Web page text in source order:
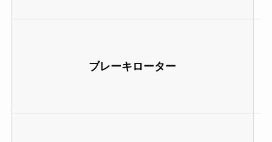
ブレーキローター